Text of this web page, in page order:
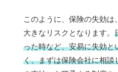
このように、保険の失効は
大きなリスクとなります。
った時など、安易に失効と
く、まずは保険会社に相談